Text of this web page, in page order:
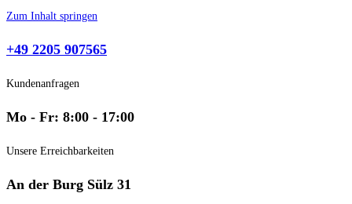
Zum Inhalt springen
+49 2205 907565
Kundenanfragen
Mo - Fr: 8:00 - 17:00
Unsere Erreichbarkeiten
An der Burg Sülz 31